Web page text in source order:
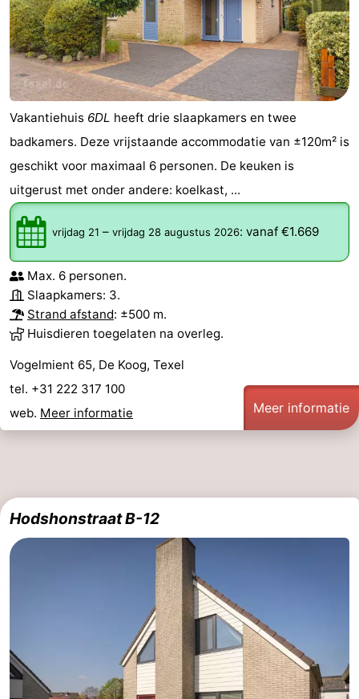
Vakantiehuis 6DL heeft drie slaapkamers en twee
badkamers. Deze vrijstaande accommodatie van ±120m² is
geschikt voor maximaal 6 personen. De keuken is
uitgerust met onder andere: koelkast, ...
vrijdag 21 – vrijdag 28 augustus 2026: vanaf €1.669
Max. 6 personen.
Slaapkamers: 3.
Strand afstand: ±500 m.
Huisdieren toegelaten na overleg.
Vogelmient 65, De Koog, Texel
tel. +31 222 317 100
web. Meer informatie Meer informatie
Hodshonstraat B-12